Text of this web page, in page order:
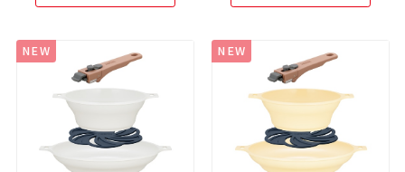
NEW NEW